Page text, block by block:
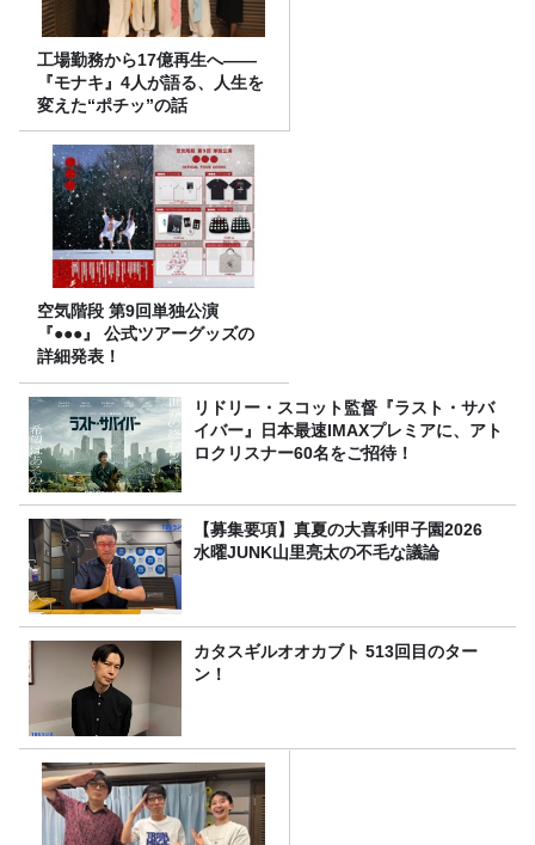
工場勤務から17億再生へ——
『モナキ』4人が語る、人生を
変えた“ポチッ”の話
空気階段 第9回単独公演
『●●●』 公式ツアーグッズの
詳細発表！
リドリー・スコット監督『ラスト・サバ
イバー』日本最速IMAXプレミアに、アト
ロクリスナー60名をご招待！
【募集要項】真夏の大喜利甲子園2026
水曜JUNK山里亮太の不毛な議論
カタスギルオオカブト 513回目のター
ン！